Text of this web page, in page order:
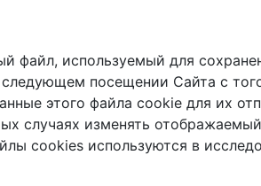
файл, используемый для
посещении Сайта с
этого файла cookie для их
случаях изменять
cookies используются в